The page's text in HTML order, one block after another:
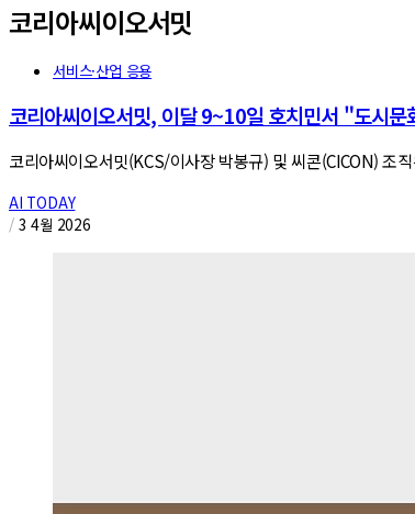
코리아씨이오서밋
서비스·산업 응용
코리아씨이오서밋, 이달 9~10일 호치민서 "도시
코리아씨이오서밋(KCS/이사장 박봉규) 및 씨콘(CICON)
AI TODAY
/ 3 4월 2026